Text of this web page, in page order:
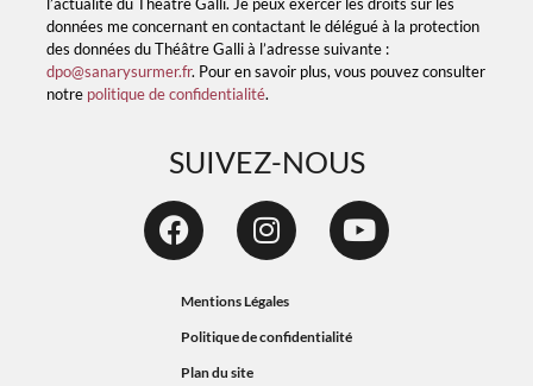
l’actualité du Théâtre Galli. Je peux exercer les droits sur les
données me concernant en contactant le délégué à la protection
des données du Théâtre Galli à l’adresse suivante :
dpo@sanarysurmer.fr. Pour en savoir plus, vous pouvez consulter
notre politique de confidentialité.
SUIVEZ-NOUS
Mentions Légales
Politique de confidentialité
Plan du site